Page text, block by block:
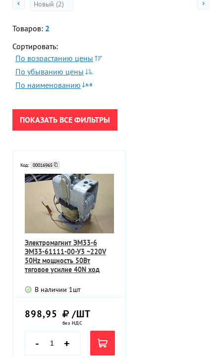
СБРОСИТЬ
Новый (2)
Товаров: 2
Сортировать:
По возрастанию цены
По убыванию цены
По наименованию
ПОКАЗАТЬ ВСЕ ФИЛЬТРЫ
Код: 00016965
Электромагнит ЭМ33-6
ЭМ33-61111-00-У3 ~220V
50Hz мощность 50Вт
тяговое усилие 40N ход
В наличии 1шт
898,95 /ШТ
без НДС
- +